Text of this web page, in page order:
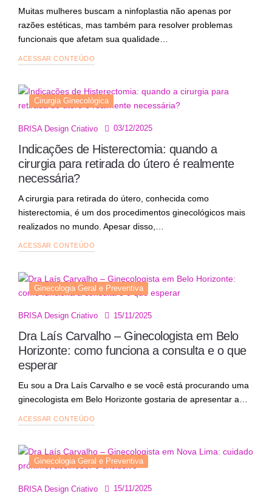
Muitas mulheres buscam a ninfoplastia não apenas por
razões estéticas, mas também para resolver problemas
funcionais que afetam sua qualidade…
ACESSAR CONTEÚDO
Cirurgia Ginecológica
BRISA Design Criativo 03/12/2025
Indicações de Histerectomia: quando a
cirurgia para retirada do útero é realmente
necessária?
A cirurgia para retirada do útero, conhecida como
histerectomia, é um dos procedimentos ginecológicos mais
realizados no mundo. Apesar disso,…
ACESSAR CONTEÚDO
Ginecologia Geral e Preventiva
BRISA Design Criativo 15/11/2025
Dra Laís Carvalho – Ginecologista em Belo
Horizonte: como funciona a consulta e o que
esperar
Eu sou a Dra Laís Carvalho e se você está procurando uma
ginecologista em Belo Horizonte gostaria de apresentar a…
ACESSAR CONTEÚDO
Ginecologia Geral e Preventiva
BRISA Design Criativo 15/11/2025